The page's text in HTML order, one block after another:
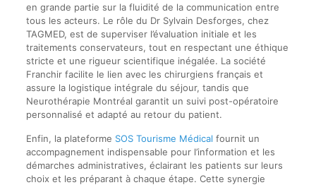
en grande partie sur la fluidité de la communication entre
tous les acteurs. Le rôle du Dr Sylvain Desforges, chez
TAGMED, est de superviser l’évaluation initiale et les
traitements conservateurs, tout en respectant une éthique
stricte et une rigueur scientifique inégalée. La société
Franchir facilite le lien avec les chirurgiens français et
assure la logistique intégrale du séjour, tandis que
Neurothérapie Montréal garantit un suivi post-opératoire
personnalisé et adapté au retour du patient.
Enfin, la plateforme SOS Tourisme Médical fournit un
accompagnement indispensable pour l’information et les
démarches administratives, éclairant les patients sur leurs
choix et les préparant à chaque étape. Cette synergie